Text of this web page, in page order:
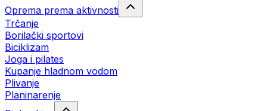
Oprema prema aktivnosti
Trčanje
Borilački sportovi
Biciklizam
Joga i pilates
Kupanje hladnom vodom
Plivanje
Planinarenje